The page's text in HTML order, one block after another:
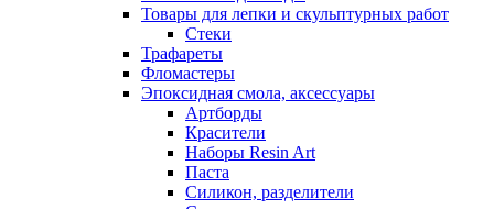
Товары для лепки и скульптурных работ
Стеки
Трафареты
Фломастеры
Эпоксидная смола, аксессуары
Артборды
Красители
Наборы Resin Art
Паста
Силикон, разделители